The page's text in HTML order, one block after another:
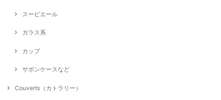
スーピエール
ガラス系
カップ
サボンケースなど
Couverts（カトラリー）